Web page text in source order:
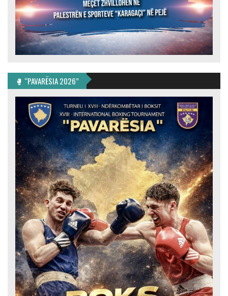
🥊 “PAVARËSIA 2026”